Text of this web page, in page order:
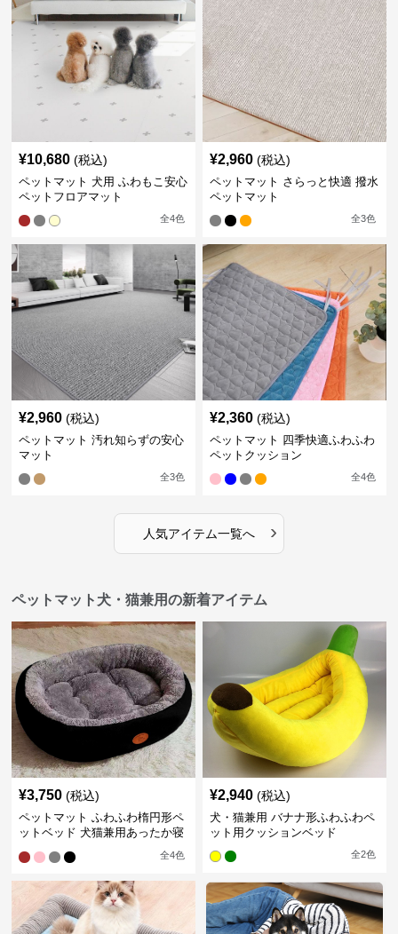
¥10,680 (税込)
ペットマット 犬用 ふわもこ安心
ペットフロアマット
全4色
¥2,960 (税込)
ペットマット さらっと快適 撥水
ペットマット
全3色
¥2,960 (税込)
ペットマット 汚れ知らずの安心
マット
全3色
¥2,360 (税込)
ペットマット 四季快適ふわふわ
ペットクッション
全4色
人気アイテム一覧へ ›
ペットマット犬・猫兼用の新着アイテム
¥3,750 (税込)
ペットマット ふわふわ楕円形ペ
ットベッド 犬猫兼用あったか寝
全4色
¥2,940 (税込)
犬・猫兼用 バナナ形ふわふわペ
ット用クッションベッド
全2色